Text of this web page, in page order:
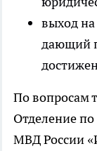
выход
дающий
По вопросам
Отделение
МВД России